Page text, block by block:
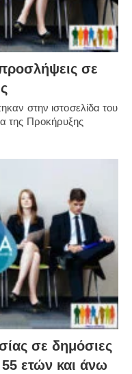
σε
στην ιστοσελίδα του
της Προκήρυξης
σε δημόσιες
ετών και άνω